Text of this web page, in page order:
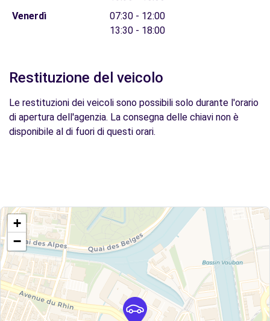
Venerdì
07:30 - 12:00
13:30 - 18:00
Restituzione del veicolo
Le restituzioni dei veicoli sono possibili solo durante l'orario
di apertura dell'agenzia. La consegna delle chiavi non è
disponibile al di fuori di questi orari.
+
−